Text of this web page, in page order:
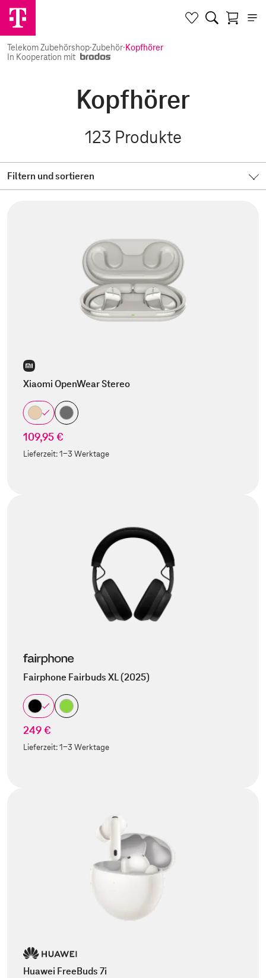
Telekom Zubehörshop·Zubehör·Kopfhörer
In Kooperation mit
Kopfhörer
123 Produkte
Filtern und sortieren
Xiaomi OpenWear Stereo
109,95 €
Lieferzeit:1-3 Werktage
Fairphone Fairbuds XL (2025)
249 €
Lieferzeit:1-3 Werktage
Huawei FreeBuds 7i